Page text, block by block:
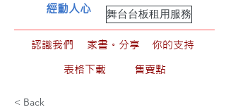
舞台台板租用服務
經動人心
認識我們 家書。分享
你的支持
表格下載
售賣點
< Back